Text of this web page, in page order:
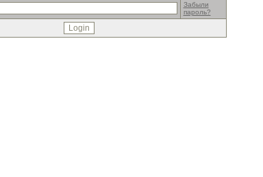
Забыли
пароль?